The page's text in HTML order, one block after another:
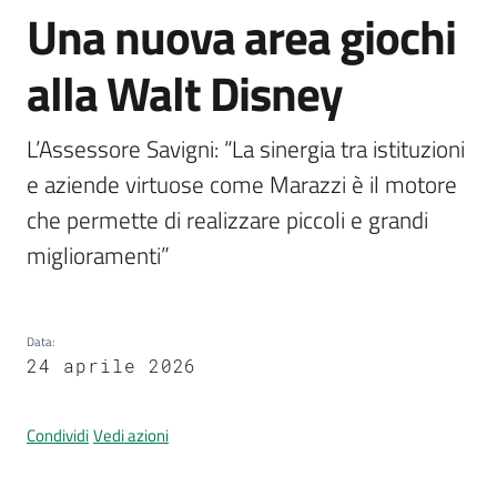
Novità
Servizi
Vivere
Sassuolo
A
l
r
Salta al contenuto
Una nuova area giochi
alla Walt Disney
L’Assessore Savigni: “La sinergia tra istituzioni
e aziende virtuose come Marazzi è il motore
che permette di realizzare piccoli e grandi
miglioramenti”
Data:
24 aprile 2026
CondividiVedi azioni